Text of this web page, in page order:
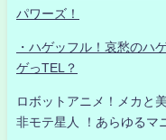
パワーズ！
・ハゲッフル！哀愁のハ
ゲっTEL？
ロボットアニメ！メカと
非モテ星人 ！あらゆるマ